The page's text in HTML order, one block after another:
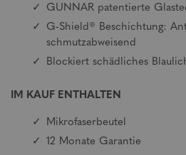
GUNNAR patentierte
G-Shield® Beschichtung:
schmutzabweisend
Blockiert schädliches
IM KAUF ENTHALTEN
Mikrofaserbeutel
12 Monate Garantie